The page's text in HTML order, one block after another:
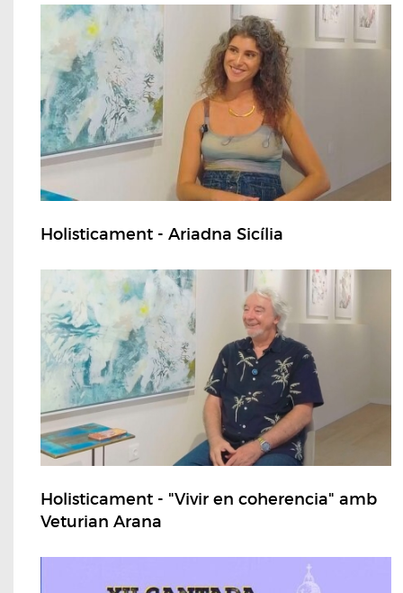
Holisticament - Ariadna Sicília
Holisticament - "Vivir en coherencia" amb
Veturian Arana